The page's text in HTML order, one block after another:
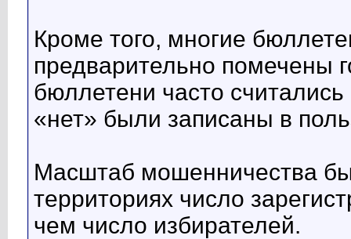
Кроме того, многие
предварительно помечены
бюллетени часто
«нет» были записаны в
Масштаб мошенничества
территориях число
чем число избирателей.